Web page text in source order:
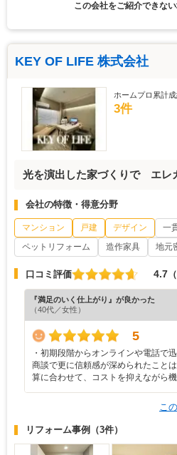
この会社をご紹介できない
KEY OF LIFE 株式会社
ホームプロ累計
3件
光を演出した家づくりで エレ
会社の特徴・得意分野
マンション 戸建 デザイン 一
ペットリフォーム
造作家具 地元
口コミ評価 4.7
『満足のいく仕上がり』が良かった
（40代／女性）
5
・初期段階からオンラインや電話で
商談で更に信頼感が深められたこと
算に合わせて、コストを抑えながら
こ
リフォーム事例 （3件）